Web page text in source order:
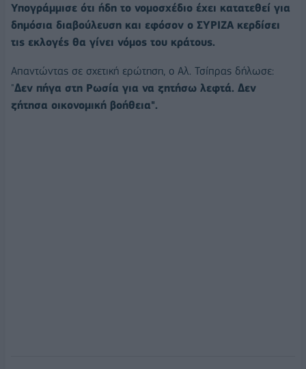
Υπογράμμισε ότι ήδη το νομοσχέδιο έχει κατατεθεί για
δημόσια διαβούλευση και εφόσον ο ΣΥΡΙΖΑ κερδίσει
τις εκλογές θα γίνει νόμος του κράτους.
Απαντώντας σε σχετική ερώτηση, ο Αλ. Τσίπρας δήλωσε:
"Δεν πήγα στη Ρωσία για να ζητήσω λεφτά. Δεν
ζήτησα οικονομική βοήθεια".